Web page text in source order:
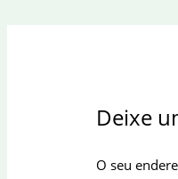
Deixe
O seu